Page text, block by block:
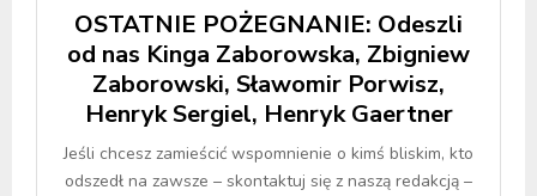
OSTATNIE POŻEGNANIE: Odeszli
od nas Kinga Zaborowska, Zbigniew
Zaborowski, Sławomir Porwisz,
Henryk Sergiel, Henryk Gaertner
Jeśli chcesz zamieścić wspomnienie o kimś bliskim, kto
odszedł na zawsze – skontaktuj się z naszą redakcją –